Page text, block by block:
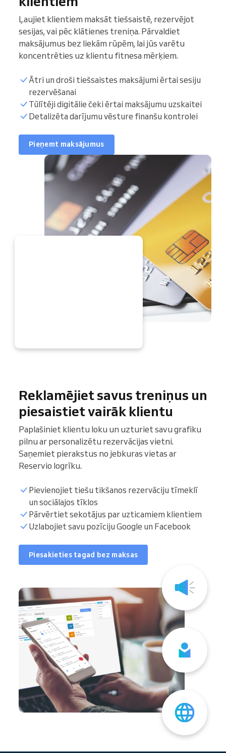
Ļaujiet klientiem maksāt tiešsaistē, rezervējot
sesijas, vai pēc klātienes treniņa. Pārvaldiet
maksājumus bez liekām rūpēm, lai jūs varētu
koncentrēties uz klientu fitnesa mērķiem.
Ātri un droši tiešsaistes maksājumi ērtai sesiju
rezervēšanai
Tūlītēji digitālie čeki ērtai maksājumu uzskaitei
Detalizēta darījumu vēsture finanšu kontrolei
Pieņemt maksājumus
Reklamējiet savus treniņus un
piesaistiet vairāk klientu
Paplašiniet klientu loku un uzturiet savu grafiku
pilnu ar personalizētu rezervācijas vietni.
Saņemiet pierakstus no jebkuras vietas ar
Reservio logrīku.
Pievienojiet tiešu tikšanos rezervāciju tīmeklī
un sociālajos tīklos
Pārvērtiet sekotājus par uzticamiem klientiem
Uzlabojiet savu pozīciju Google un Facebook
Piesakieties tagad bez maksas